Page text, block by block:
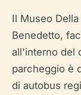
Il Museo
Benedetto,
all'interno del
parcheggio è
di autobus